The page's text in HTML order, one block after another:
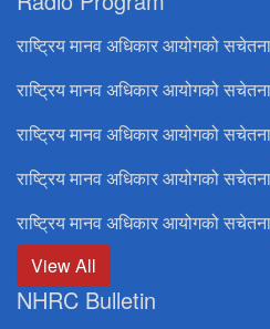
राष्ट्रिय मानव अधिकार आयोगको
राष्ट्रिय मानव अधिकार आयोगको
राष्ट्रिय मानव अधिकार आयोगको
राष्ट्रिय मानव अधिकार आयोगको
राष्ट्रिय मानव अधिकार आयोगको
View All
NHRC Bulletin